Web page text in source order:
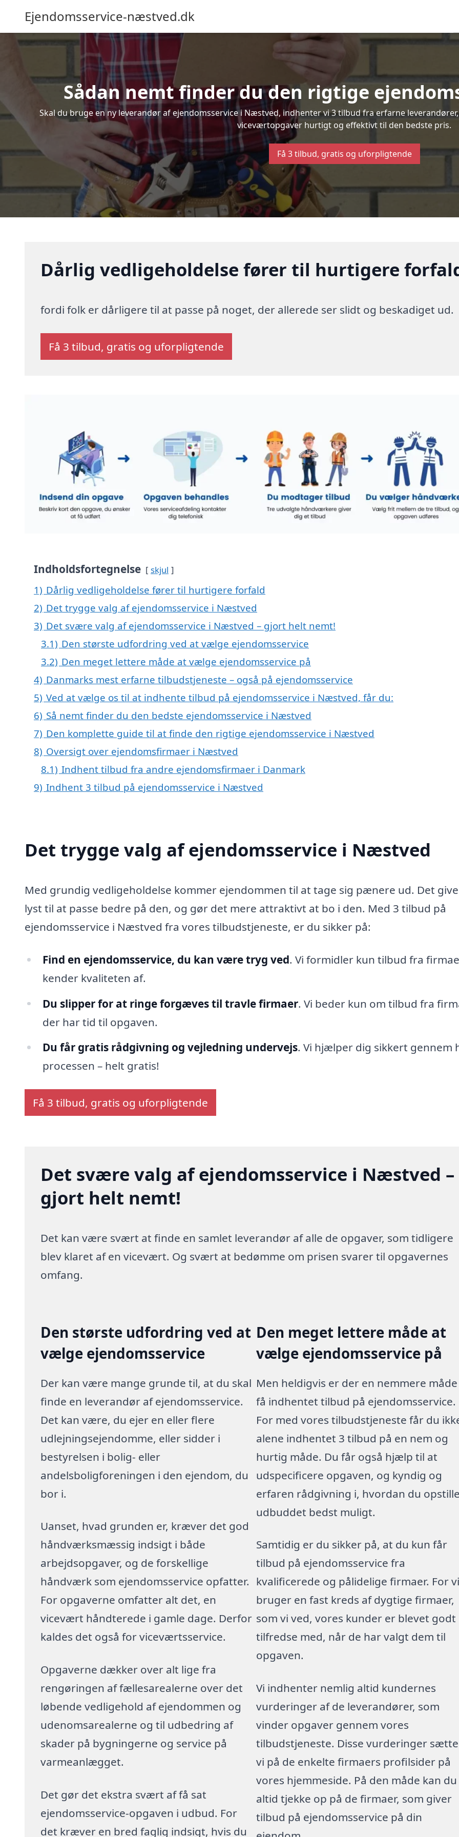
Ejendomsservice-næstved.dk
Sådan nemt finder du den rigtige
Skal du bruge en ny leverandør af ejendomsservice i Næstved, indhenter vi 3 tilbud fra erfarne
viceværtopgaver hurtigt og effektivt til den bedste pris.
Få 3 tilbud, gratis og uforpligtende
Dårlig vedligeholdelse fører til hurtigere
fordi folk er dårligere til at passe på noget, der allerede ser slidt og beskadiget ud.
Få 3 tilbud, gratis og uforpligtende
Indholdsfortegnelse skjul
1) Dårlig vedligeholdelse fører til hurtigere forfald
2) Det trygge valg af ejendomsservice i Næstved
3) Det svære valg af ejendomsservice i Næstved – gjort helt nemt!
3.1) Den største udfordring ved at vælge ejendomsservice
3.2) Den meget lettere måde at vælge ejendomsservice på
4) Danmarks mest erfarne tilbudstjeneste – også på ejendomsservice
5) Ved at vælge os til at indhente tilbud på ejendomsservice i Næstved, får du:
6) Så nemt finder du den bedste ejendomsservice i Næstved
7) Den komplette guide til at finde den rigtige ejendomsservice i Næstved
8) Oversigt over ejendomsfirmaer i Næstved
8.1) Indhent tilbud fra andre ejendomsfirmaer i Danmark
9) Indhent 3 tilbud på ejendomsservice i Næstved
Det trygge valg af ejendomsservice i Næstved
Med grundig vedligeholdelse kommer ejendommen til at tage sig pænere ud. Det
lyst til at passe bedre på den, og gør det mere attraktivt at bo i den. Med 3 tilbud på
ejendomsservice i Næstved fra vores tilbudstjeneste, er du sikker på:
Find en ejendomsservice, du kan være tryg ved. Vi formidler kun tilbud fra
kender kvaliteten af.
Du slipper for at ringe forgæves til travle firmaer. Vi beder kun om tilbud fra
der har tid til opgaven.
Du får gratis rådgivning og vejledning undervejs. Vi hjælper dig sikkert gennem
processen – helt gratis!
Få 3 tilbud, gratis og uforpligtende
Det svære valg af ejendomsservice i Næstved –
gjort helt nemt!
Det kan være svært at finde en samlet leverandør af alle de opgaver, som tidligere
blev klaret af en vicevært. Og svært at bedømme om prisen svarer til opgavernes
omfang.
Den største udfordring ved at
vælge ejendomsservice
Der kan være mange grunde til, at du skal
finde en leverandør af ejendomsservice.
Det kan være, du ejer en eller flere
udlejningsejendomme, eller sidder i
bestyrelsen i bolig- eller
andelsboligforeningen i den ejendom, du
bor i.
Uanset, hvad grunden er, kræver det god
håndværksmæssig indsigt i både
arbejdsopgaver, og de forskellige
håndværk som ejendomsservice opfatter.
For opgaverne omfatter alt det, en
vicevært håndterede i gamle dage. Derfor
kaldes det også for viceværtsservice.
Opgaverne dækker over alt lige fra
rengøringen af fællesarealerne over det
løbende vedligehold af ejendommen og
udenomsarealerne og til udbedring af
skader på bygningerne og service på
varmeanlægget.
Det gør det ekstra svært af få sat
ejendomsservice-opgaven i udbud. For
det kræver en bred faglig indsigt, hvis du
Den meget lettere måde at
vælge ejendomsservice på
Men heldigvis er der en nemmere
få indhentet tilbud på ejendomsservice.
For med vores tilbudstjeneste får du
alene indhentet 3 tilbud på en nem og
hurtig måde. Du får også hjælp til at
udspecificere opgaven, og kyndig og
erfaren rådgivning i, hvordan du
udbuddet bedst muligt.
Samtidig er du sikker på, at du kun får
tilbud på ejendomsservice fra
kvalificerede og pålidelige firmaer. For vi
bruger en fast kreds af dygtige firmaer,
som vi ved, vores kunder er blevet godt
tilfredse med, når de har valgt dem til
opgaven.
Vi indhenter nemlig altid kundernes
vurderinger af de leverandører, som
vinder opgaver gennem vores
tilbudstjeneste. Disse vurderinger
vi på de enkelte firmaers profilsider på
vores hjemmeside. På den måde kan du
altid tjekke op på de firmaer, som giver
tilbud på ejendomsservice på din